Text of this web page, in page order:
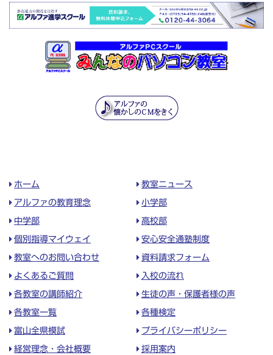
ホーム 教室ニュース
アルファの教育理念 小学部
中学部 高校部
個別指導マイウェイ 安心安全通塾制度
教室へのお問い合わせ 資料請求フォーム
よくあるご質問 入校の流れ
各教室の講師紹介 生徒の声・保護者様の声
各教室一覧 各種検定
富山全県模試 プライバシーポリシー
経営理念・会社概要 採用案内